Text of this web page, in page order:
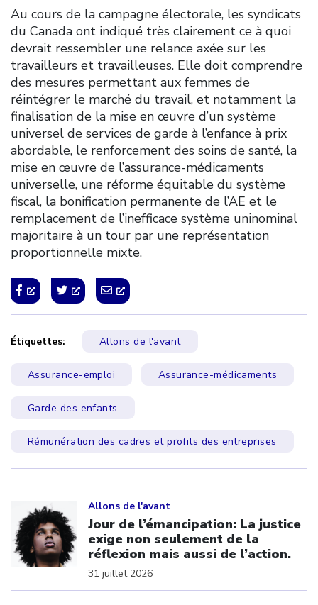
Au cours de la campagne électorale, les syndicats
du Canada ont indiqué très clairement ce à quoi
devrait ressembler une relance axée sur les
travailleurs et travailleuses. Elle doit comprendre
des mesures permettant aux femmes de
réintégrer le marché du travail, et notamment la
finalisation de la mise en œuvre d’un système
universel de services de garde à l’enfance à prix
abordable, le renforcement des soins de santé, la
mise en œuvre de l’assurance-médicaments
universelle, une réforme équitable du système
fiscal, la bonification permanente de l’AE et le
remplacement de l’inefficace système uninominal
majoritaire à un tour par une représentation
proportionnelle mixte.
Étiquettes: Allons de l'avant
Assurance-emploi Assurance-médicaments
Garde des enfants
Rémunération des cadres et profits des entreprises
Allons de l'avant
Jour de l’émancipation: La justice
exige non seulement de la
réflexion mais aussi de l’action.
31 juillet 2026